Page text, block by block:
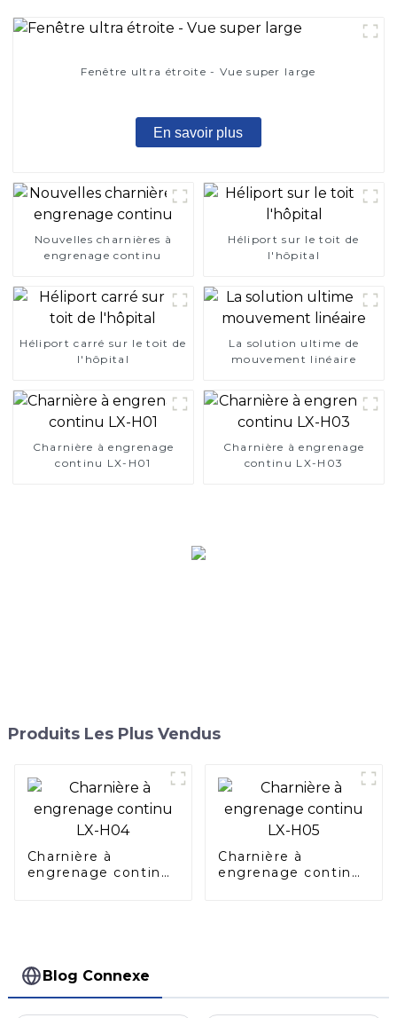
Fenêtre ultra étroite - Vue super large
En savoir plus
Nouvelles charnières à
engrenage continu
Héliport sur le toit de
l'hôpital
Héliport carré sur le toit de
l'hôpital
La solution ultime de
mouvement linéaire
Charnière à engrenage
continu LX-H01
Charnière à engrenage
continu LX-H03
Produits Les Plus Vendus
Charnière à
engrenage continu
Charnière à
engrenage continu
Blog Connexe